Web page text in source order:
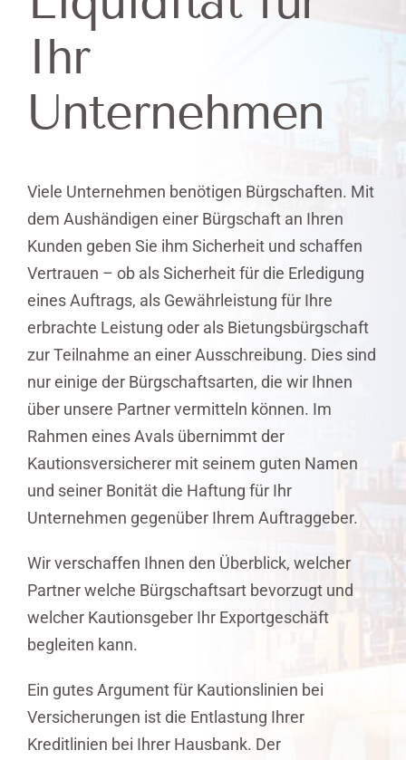
FINANZIERUNG
CYBER-
UND VERTRAUENS-
VERSICHERUNG
FINANZIERUNG VON
ANLAGEVERMÖGEN
Ihr
Unternehmen
Viele Unternehmen benötigen Bürgschaften. Mit
dem Aushändigen einer Bürgschaft an Ihren
Kunden geben Sie ihm Sicherheit und schaffen
Vertrauen – ob als Sicherheit für die Erledigung
eines Auftrags, als Gewährleistung für Ihre
erbrachte Leistung oder als Bietungsbürgschaft
zur Teilnahme an einer Ausschreibung. Dies sind
nur einige der Bürgschaftsarten, die wir Ihnen
über unsere Partner vermitteln können. Im
Rahmen eines Avals übernimmt der
Kautionsversicherer mit seinem guten Namen
und seiner Bonität die Haftung für Ihr
Unternehmen gegenüber Ihrem Auftraggeber.
Wir verschaffen Ihnen den Überblick, welcher
Partner welche Bürgschaftsart bevorzugt und
welcher Kautionsgeber Ihr Exportgeschäft
begleiten kann.
Ein gutes Argument für Kautionslinien bei
Versicherungen ist die Entlastung Ihrer
Kreditlinien bei Ihrer Hausbank. Der